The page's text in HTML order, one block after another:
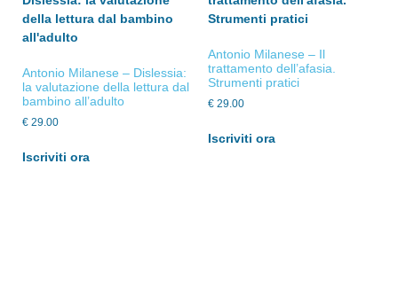
Antonio Milanese – Dislessia:
la valutazione della lettura dal
bambino all’adulto
€ 29.00
Iscriviti ora
Antonio Milanese – Il
trattamento dell’afasia.
Strumenti pratici
€ 29.00
Iscriviti ora